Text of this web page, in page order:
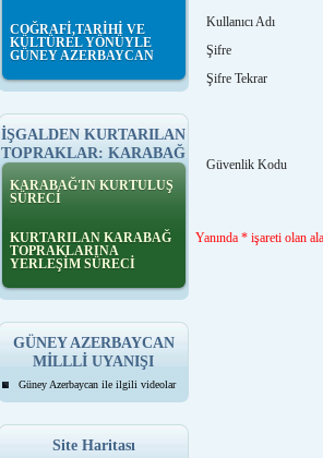
COĞRAFİ,TARİHİ VE
KÜLTÜREL YÖNÜYLE
GÜNEY AZERBAYCAN
İŞGALDEN KURTARILAN
TOPRAKLAR: KARABAĞ
KARABAĞ'IN KURTULUŞ
SÜRECİ
KURTARILAN KARABAĞ
TOPRAKLARINA
YERLEŞİM SÜRECİ
GÜNEY AZERBAYCAN
MİLLLİ UYANIŞI
Güney Azerbaycan ile ilgili videolar
Site Haritası
Kullanıcı Adı
Şifre
Şifre Tekrar
Güvenlik Kodu
Yanında * işareti olan